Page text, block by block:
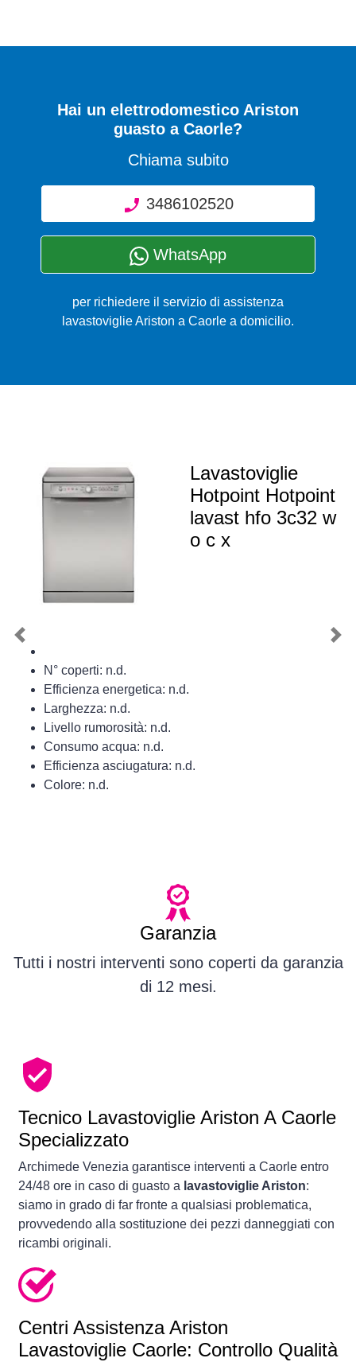
Hai un elettrodomestico Ariston
guasto a Caorle?
Chiama subito
3486102520
WhatsApp
per richiedere il servizio di assistenza
lavastoviglie Ariston a Caorle a domicilio.
Lavastoviglie
Hotpoint Hotpoint
lavast hfo 3c32 w
o c x
N° coperti: n.d.
Efficienza energetica: n.d.
Larghezza: n.d.
Livello rumorosità: n.d.
Consumo acqua: n.d.
Efficienza asciugatura: n.d.
Colore: n.d.
Previous
Garanzia
Tutti i nostri interventi sono coperti da garanzia
di 12 mesi.
Tecnico Lavastoviglie Ariston A Caorle
Specializzato
Archimede Venezia garantisce interventi a Caorle entro
24/48 ore in caso di guasto a lavastoviglie Ariston:
siamo in grado di far fronte a qualsiasi problematica,
provvedendo alla sostituzione dei pezzi danneggiati con
ricambi originali.
Centri Assistenza Ariston
Lavastoviglie Caorle: Controllo Qualità